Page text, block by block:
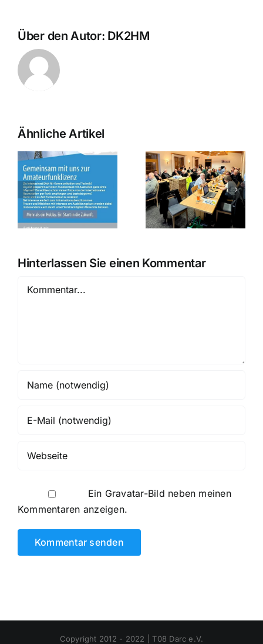
Über den Autor: DK2HM
Ähnliche Artikel
August OV
Abend am
07.08.2026 in
Weichering
Sommerfest der
Funker auf dem
Kalvarienberg
Hinterlassen Sie einen Kommentar
Kommentar
Ein Gravatar-Bild neben meinen
Kommentaren anzeigen.
Copyright 2012 - 2022 | T08 Darc e.V.